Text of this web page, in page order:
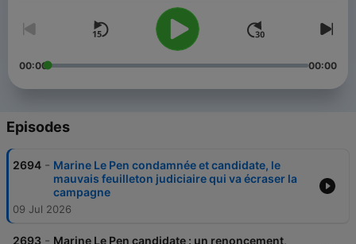
00:00 00:00
Episodes
2694 - Marine Le Pen condamnée et candidate, le
mauvais feuilleton judiciaire qui va écraser la
campagne
09 Jul 2026
2693 - Marine Le Pen candidate : un renoncement,